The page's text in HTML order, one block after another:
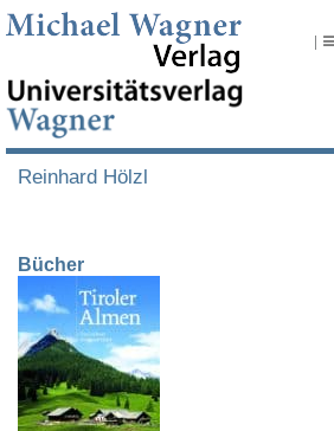
Reinhard Hölzl
Bücher